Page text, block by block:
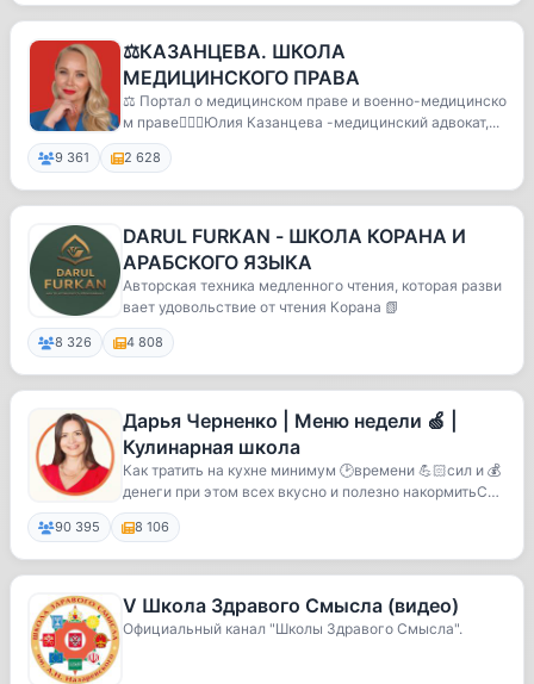
⚖️КАЗАНЦЕВА. ШКОЛА
МЕДИЦИНСКОГО ПРАВА
⚖️ Портал о медицинском праве и военно-медицинско
м праве🤵🏼‍♀️Юлия Казанцева -медицинский адвокат,...
9 361 2 628
DARUL FURKAN - ШКОЛА КОРАНА И
АРАБСКОГО ЯЗЫКА
Авторская техника медленного чтения, которая разви
вает удовольствие от чтения Корана 📗
8 326 4 808
Дарья Черненко | Меню недели 🍏 |
Кулинарная школа
Как тратить на кухне минимум 🕑времени 💪🏻сил и 💰
денеги при этом всех вкусно и полезно накормитьСи
с...
90 395 8 106
V Школа Здравого Смысла (видео)
Официальный канал "Школы Здравого Смысла".